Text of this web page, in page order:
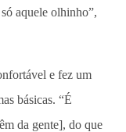
aquele olhinho”,
e fez um
básicas. “É
da gente], do que